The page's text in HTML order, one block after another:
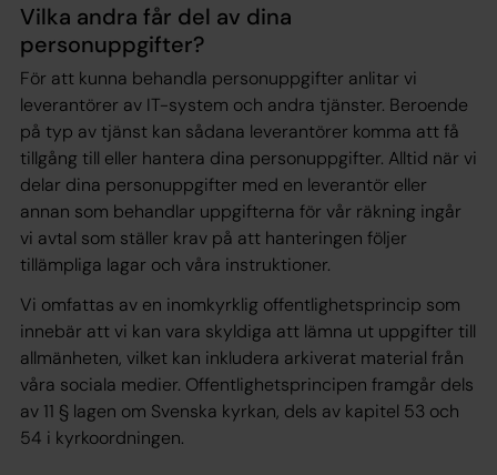
Vilka andra får del av dina
personuppgifter?
För att kunna behandla personuppgifter anlitar vi
leverantörer av IT-system och andra tjänster. Beroende
på typ av tjänst kan sådana leverantörer komma att få
tillgång till eller hantera dina personuppgifter. Alltid när vi
delar dina personuppgifter med en leverantör eller
annan som behandlar uppgifterna för vår räkning ingår
vi avtal som ställer krav på att hanteringen följer
tillämpliga lagar och våra instruktioner.
Vi omfattas av en inomkyrklig offentlighetsprincip som
innebär att vi kan vara skyldiga att lämna ut uppgifter till
allmänheten, vilket kan inkludera arkiverat material från
våra sociala medier. Offentlighetsprincipen framgår dels
av 11 § lagen om Svenska kyrkan, dels av kapitel 53 och
54 i kyrkoordningen.